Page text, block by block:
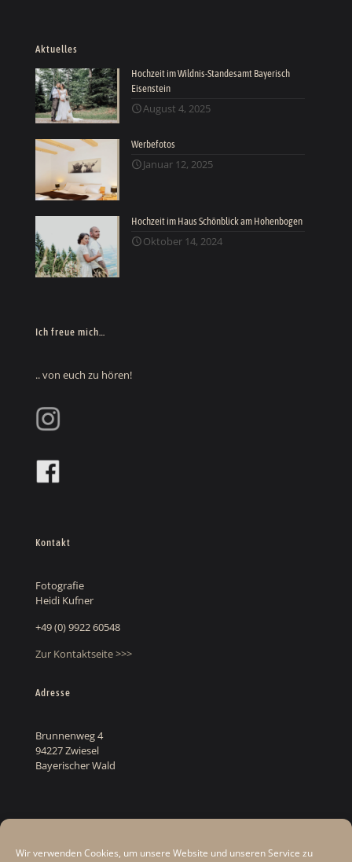
Wir verwenden Cookies, um unsere Website und unseren Service zu
Aktuelles
Hochzeit im Wildnis-Standesamt Bayerisch
Eisenstein
August 4, 2025
Werbefotos
Januar 12, 2025
Hochzeit im Haus Schönblick am Hohenbogen
Oktober 14, 2024
Ich freue mich…
.. von euch zu hören!
Kontakt
Fotografie
Heidi Kufner
+49 (0) 9922 60548
Zur Kontaktseite >>>
Adresse
Brunnenweg 4
94227 Zwiesel
Bayerischer Wald